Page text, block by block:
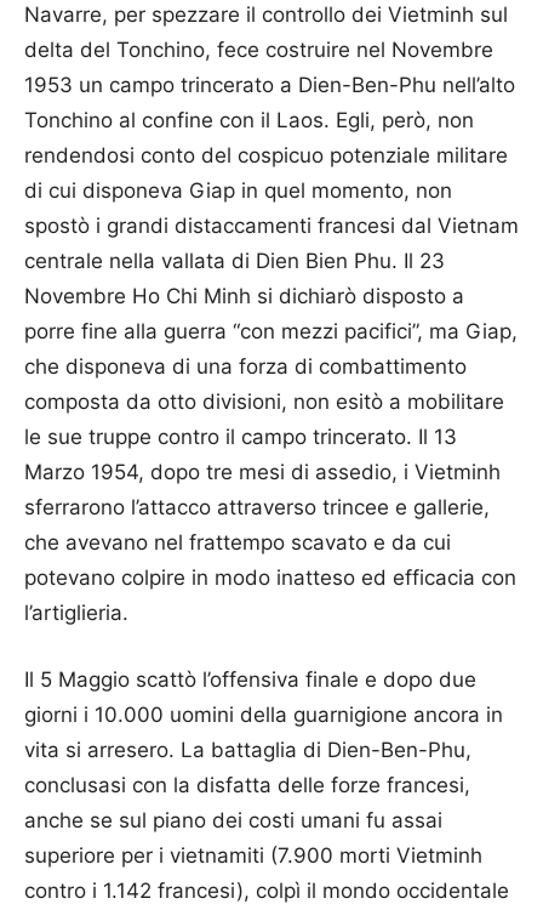
Navarre, per spezzare il controllo dei Vietminh sul
delta del Tonchino, fece costruire nel Novembre
1953 un campo trincerato a Dien-Ben-Phu nell’alto
Tonchino al confine con il Laos. Egli, però, non
rendendosi conto del cospicuo potenziale militare
di cui disponeva Giap in quel momento, non
spostò i grandi distaccamenti francesi dal Vietnam
centrale nella vallata di Dien Bien Phu. Il 23
Novembre Ho Chi Minh si dichiarò disposto a
porre fine alla guerra “con mezzi pacifici”, ma Giap,
che disponeva di una forza di combattimento
composta da otto divisioni, non esitò a mobilitare
le sue truppe contro il campo trincerato. Il 13
Marzo 1954, dopo tre mesi di assedio, i Vietminh
sferrarono l’attacco attraverso trincee e gallerie,
che avevano nel frattempo scavato e da cui
potevano colpire in modo inatteso ed efficacia con
l’artiglieria.
Il 5 Maggio scattò l’offensiva finale e dopo due
giorni i 10.000 uomini della guarnigione ancora in
vita si arresero. La battaglia di Dien-Ben-Phu,
conclusasi con la disfatta delle forze francesi,
anche se sul piano dei costi umani fu assai
superiore per i vietnamiti (7.900 morti Vietminh
contro i 1.142 francesi), colpì il mondo occidentale